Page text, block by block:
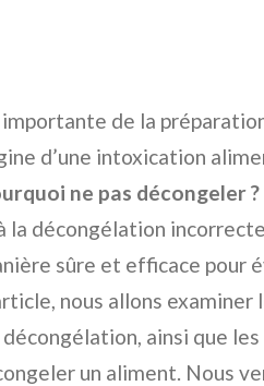
de la
d’une intoxication
ne pas décongeler ?
la décongélation
sûre et efficace pour
nous allons examiner
ainsi que
un aliment. Nous